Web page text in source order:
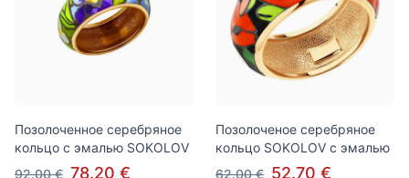
Позолоченное серебряное
кольцо с эмалью SOKOLOV
92.00 € 78.20 €
Позолоченое серебряное
кольцо SOKOLOV с эмалью
62.00 € 52.70 €